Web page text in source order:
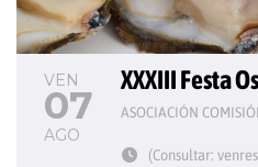
VEN
07
AGO
XXXIII Festa
ASOCIACIÓN
(Consultar: